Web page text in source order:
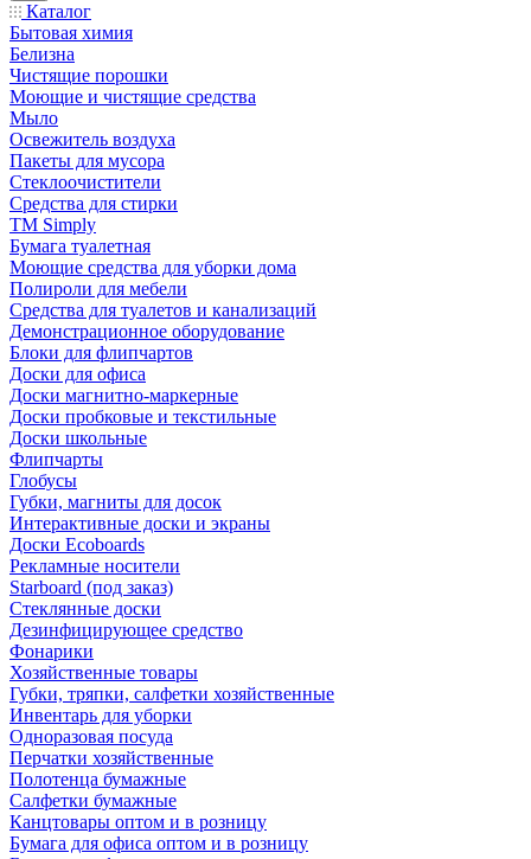
Каталог
Бытовая химия
Белизна
Чистящие порошки
Моющие и чистящие средства
Мыло
Освежитель воздуха
Пакеты для мусора
Стеклоочистители
Средства для стирки
TM Simply
Бумага туалетная
Моющие средства для уборки дома
Полироли для мебели
Средства для туалетов и канализаций
Демонстрационное оборудование
Блоки для флипчартов
Доски для офиса
Доски магнитно-маркерные
Доски пробковые и текстильные
Доски школьные
Флипчарты
Глобусы
Губки, магниты для досок
Интерактивные доски и экраны
Доски Ecoboards
Рекламные носители
Starboard (под заказ)
Стеклянные доски
Дезинфицирующее средство
Фонарики
Хозяйственные товары
Губки, тряпки, салфетки хозяйственные
Инвентарь для уборки
Одноразовая посуда
Перчатки хозяйственные
Полотенца бумажные
Салфетки бумажные
Канцтовары оптом и в розницу
Бумага для офиса оптом и в розницу